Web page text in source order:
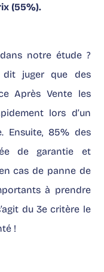
(55%).
notre étude ?
juger que des
Après Vente les
lors d’un
Ensuite, 85% des
de garantie et
cas de panne de
à prendre
du 3e critère le
!